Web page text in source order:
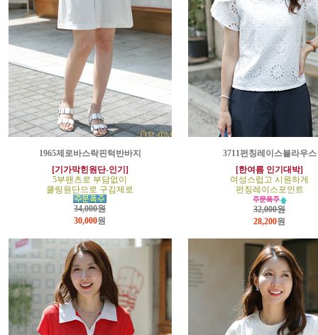
1965제로바스락핀턱반바지
[기가막힌원단-인기]
5부팬츠로 부담없이
쿨링원단으로 구김제로
34,000원
30,000원
3711펀칭레이스블라우스
[한여름 인기대박]
여성스럽고 시원하게
펀칭레이스포인트
32,000원
28,200원